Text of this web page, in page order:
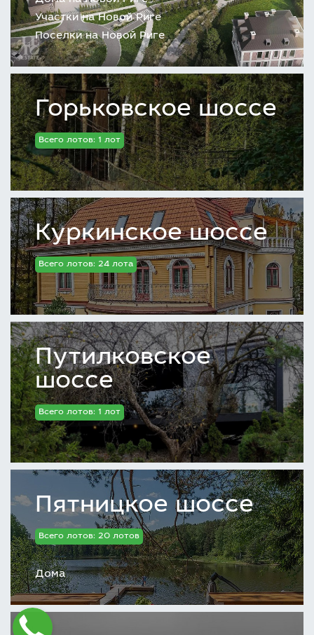
Участки на Новой Риге
Поселки на Новой Риге
Горьковское шоссе
Всего лотов: 1 лот
Куркинское шоссе
Всего лотов: 24 лота
Путилковское
шоссе
Всего лотов: 1 лот
Пятницкое шоссе
Всего лотов: 20 лотов
Дома